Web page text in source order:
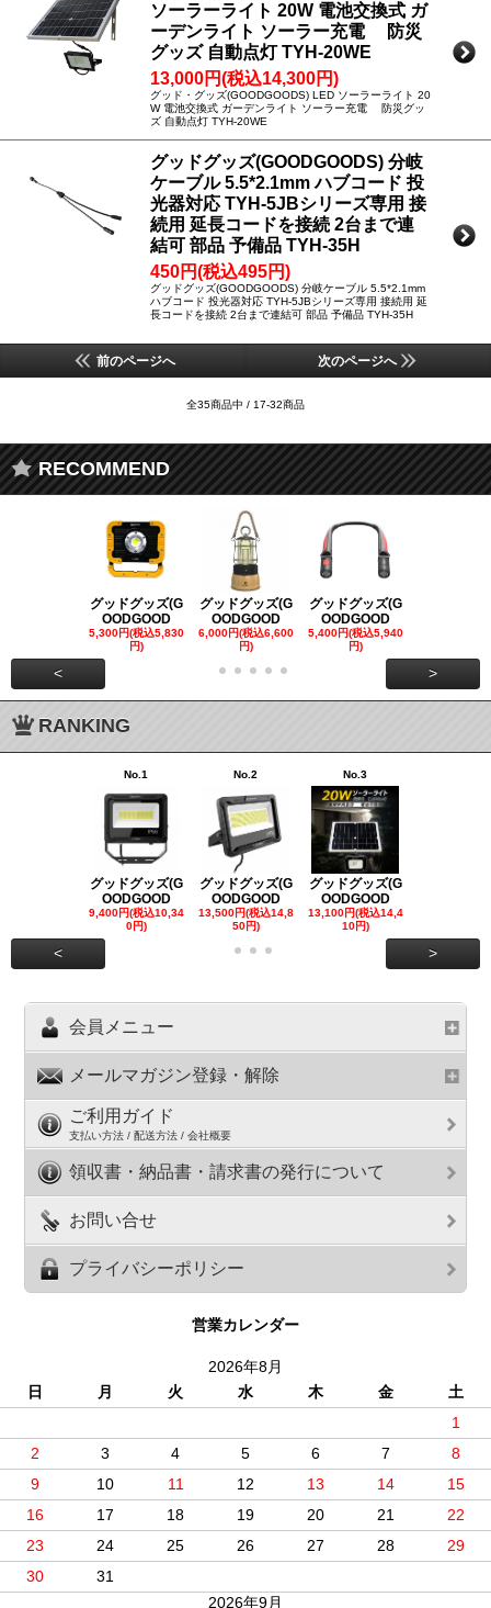
ソーラーライト 20W 電池交換式 ガ
ーデンライト ソーラー充電 防災
グッズ 自動点灯 TYH-20WE
13,000円(税込14,300円)
グッド・グッズ(GOODGOODS) LED ソーラーライト 20
W 電池交換式 ガーデンライト ソーラー充電 防災グッ
ズ 自動点灯 TYH-20WE
グッドグッズ(GOODGOODS) 分岐
ケーブル 5.5*2.1mm ハブコード 投
光器対応 TYH-5JBシリーズ専用 接
続用 延長コードを接続 2台まで連
結可 部品 予備品 TYH-35H
450円(税込495円)
グッドグッズ(GOODGOODS) 分岐ケーブル 5.5*2.1mm
ハブコード 投光器対応 TYH-5JBシリーズ専用 接続用 延
長コードを接続 2台まで連結可 部品 予備品 TYH-35H
前のページへ 次のページへ
全35商品中 / 17-32商品
RECOMMEND
グッドグッズ(G
OODGOOD
5,300円(税込5,830
円)
グッドグッズ(G
OODGOOD
6,000円(税込6,600
円)
グッドグッズ(G
OODGOOD
5,400円(税込5,940
円)
< >
RANKING
No.1
グッドグッズ(G
OODGOOD
9,400円(税込10,34
0円)
No.2
グッドグッズ(G
OODGOOD
13,500円(税込14,8
50円)
No.3
グッドグッズ(G
OODGOOD
13,100円(税込14,4
10円)
< >
会員メニュー
メールマガジン登録・解除
ご利用ガイド
支払い方法 / 配送方法 / 会社概要
領収書・納品書・請求書の発行について
お問い合せ
プライバシーポリシー
営業カレンダー
2026年8月
日
月 火 水 木 金
土
1
2
3 4 5 6 7
8
9
10 11 12 13 14
15
16
17 18 19 20 21
22
23
24 25 26 27 28
29
30
31
2026年9月